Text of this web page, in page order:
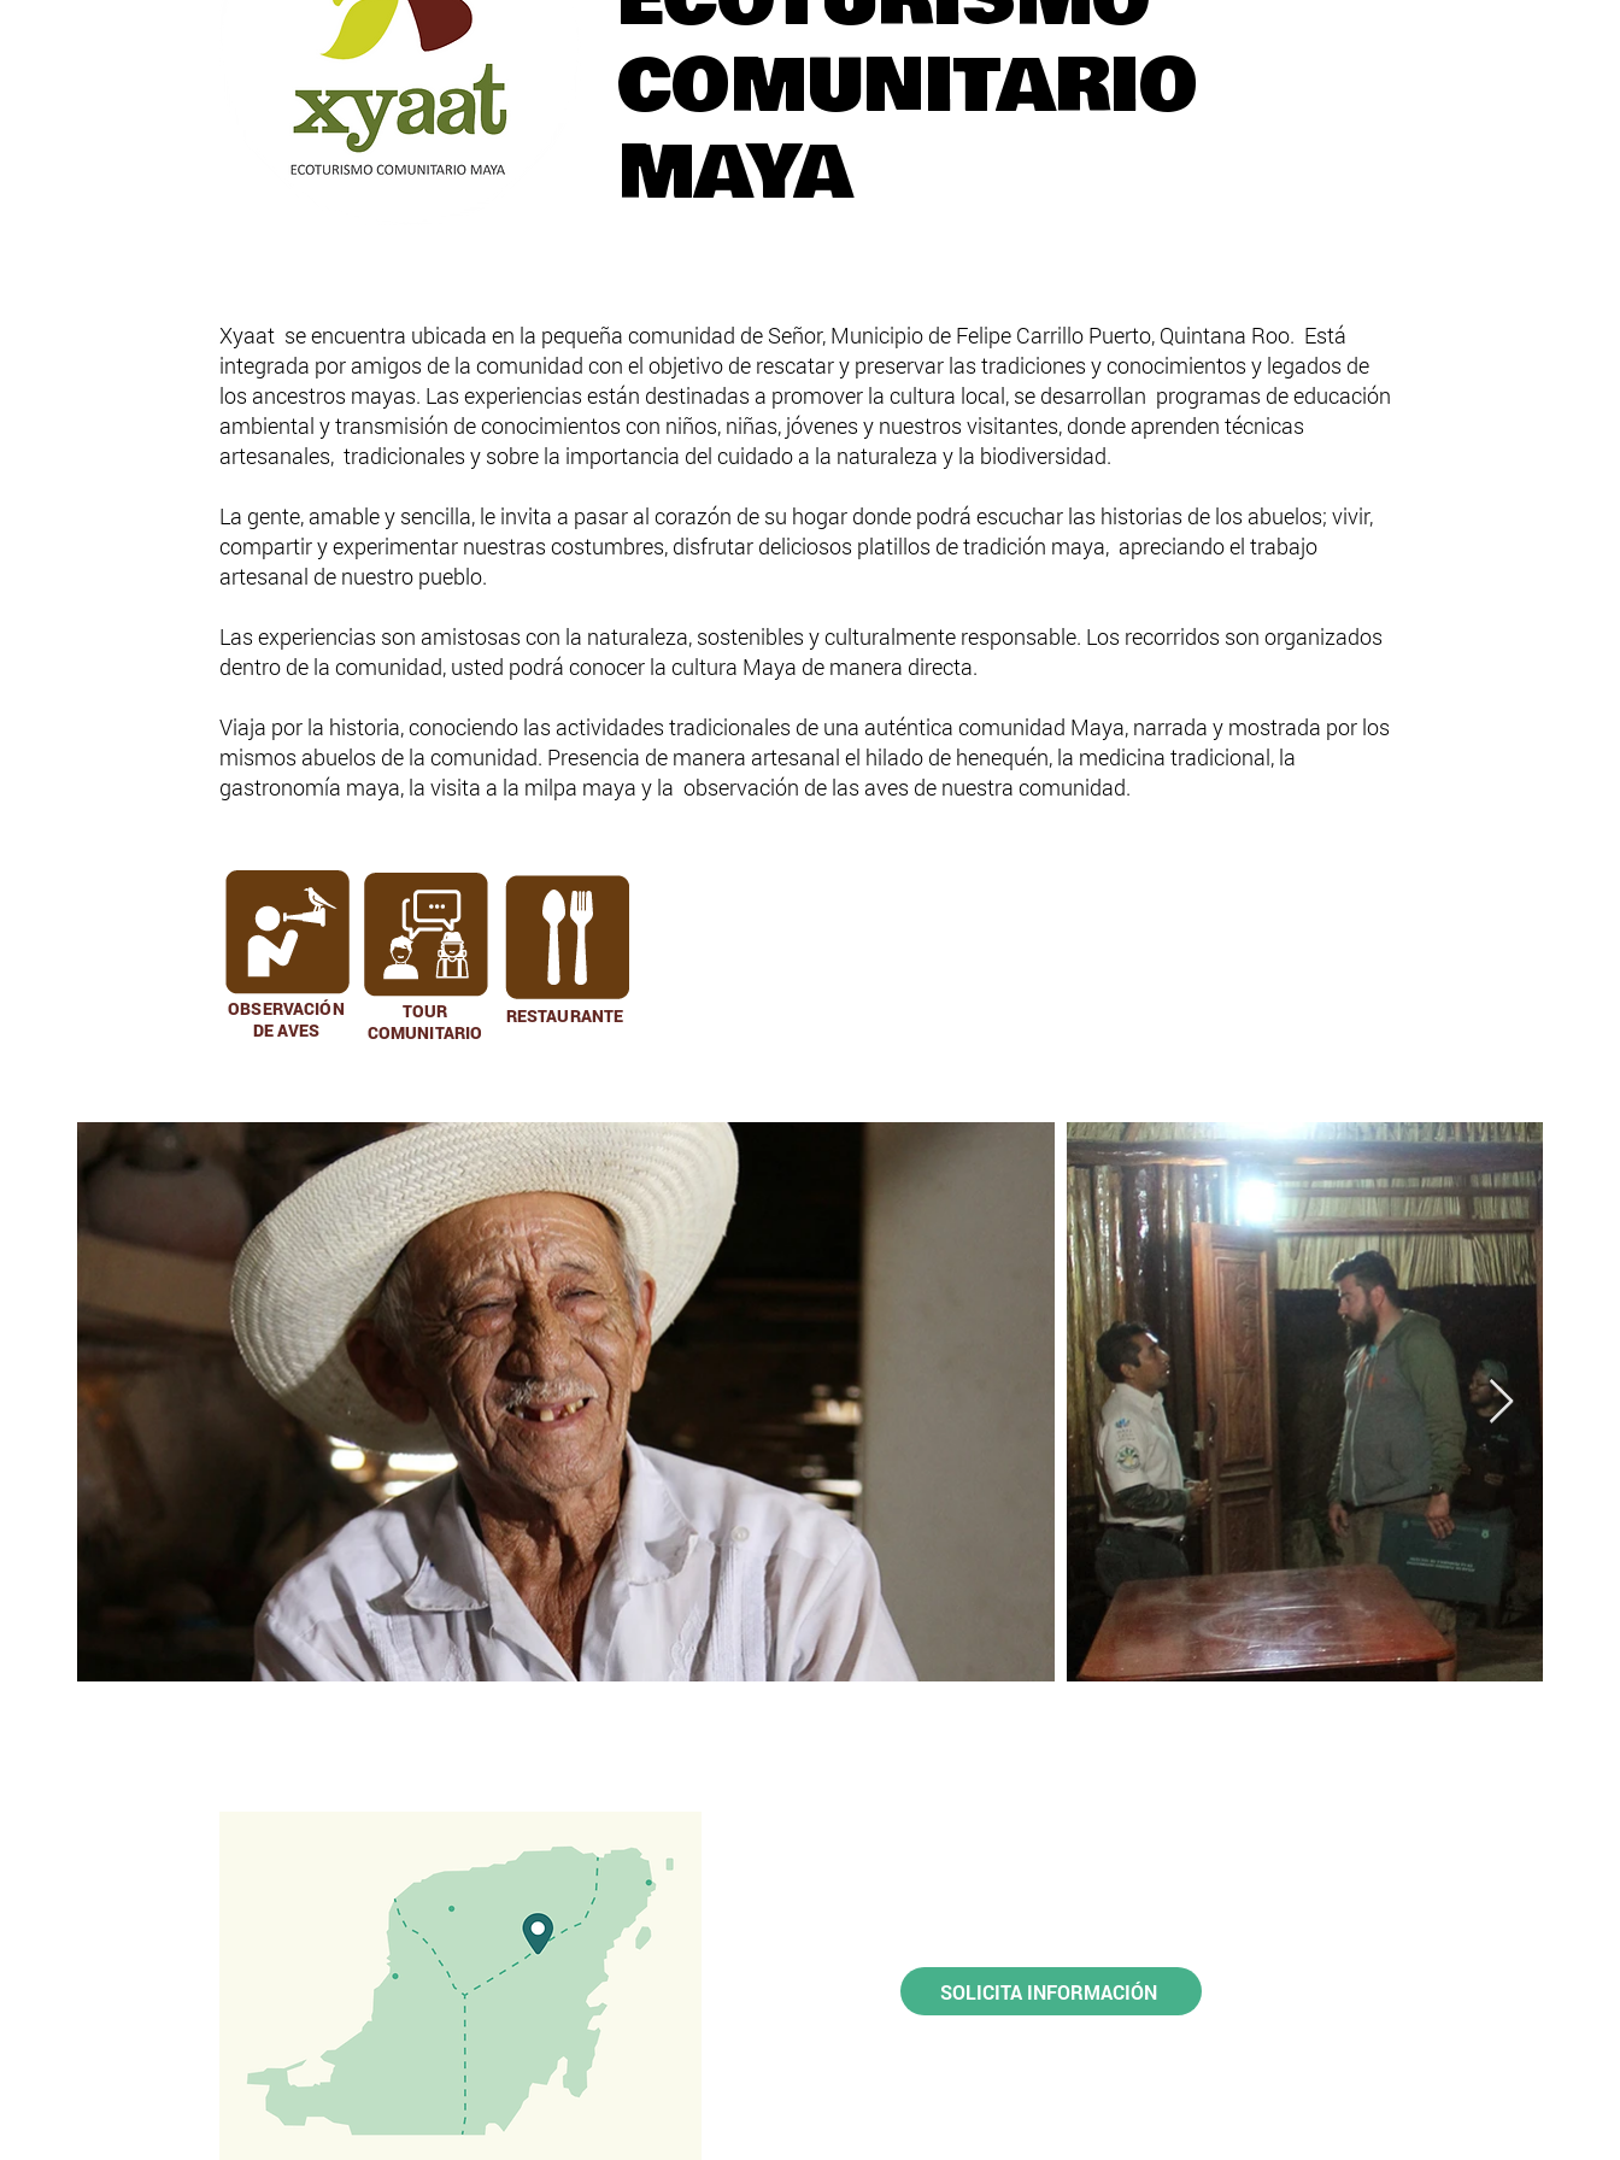
COMUNITARIO
MAYA
Xyaat se encuentra ubicada en la pequeña comunidad de Señor, Municipio de Felipe Carrillo Puerto, Quintana Roo. Está
integrada por amigos de la comunidad con el objetivo de rescatar y preservar las tradiciones y conocimientos y legados de
los ancestros mayas. Las experiencias están destinadas a promover la cultura local, se desarrollan programas de educación
ambiental y transmisión de conocimientos con niños, niñas, jóvenes y nuestros visitantes, donde aprenden técnicas
artesanales, tradicionales y sobre la importancia del cuidado a la naturaleza y la biodiversidad.
La gente, amable y sencilla, le invita a pasar al corazón de su hogar donde podrá escuchar las historias de los abuelos; vivir,
compartir y experimentar nuestras costumbres, disfrutar deliciosos platillos de tradición maya, apreciando el trabajo
artesanal de nuestro pueblo.
Las experiencias son amistosas con la naturaleza, sostenibles y culturalmente responsable. Los recorridos son organizados
dentro de la comunidad, usted podrá conocer la cultura Maya de manera directa.
Viaja por la historia, conociendo las actividades tradicionales de una auténtica comunidad Maya, narrada y mostrada por los
mismos abuelos de la comunidad. Presencia de manera artesanal el hilado de henequén, la medicina tradicional, la
gastronomía maya, la visita a la milpa maya y la observación de las aves de nuestra comunidad.
OBSERVACIÓN
DE AVES
TOUR
COMUNITARIO
RESTAURANTE
SOLICITA INFORMACIÓN